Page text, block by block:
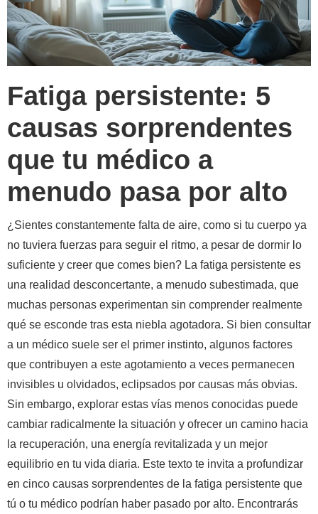
Fatiga persistente: 5
causas sorprendentes
que tu médico a
menudo pasa por alto
¿Sientes constantemente falta de aire, como si tu cuerpo ya
no tuviera fuerzas para seguir el ritmo, a pesar de dormir lo
suficiente y creer que comes bien? La fatiga persistente es
una realidad desconcertante, a menudo subestimada, que
muchas personas experimentan sin comprender realmente
qué se esconde tras esta niebla agotadora. Si bien consultar
a un médico suele ser el primer instinto, algunos factores
que contribuyen a este agotamiento a veces permanecen
invisibles u olvidados, eclipsados ​​por causas más obvias.
Sin embargo, explorar estas vías menos conocidas puede
cambiar radicalmente la situación y ofrecer un camino hacia
la recuperación, una energía revitalizada y un mejor
equilibrio en tu vida diaria. Este texto te invita a profundizar
en cinco causas sorprendentes de la fatiga persistente que
tú o tu médico podrían haber pasado por alto. Encontrarás